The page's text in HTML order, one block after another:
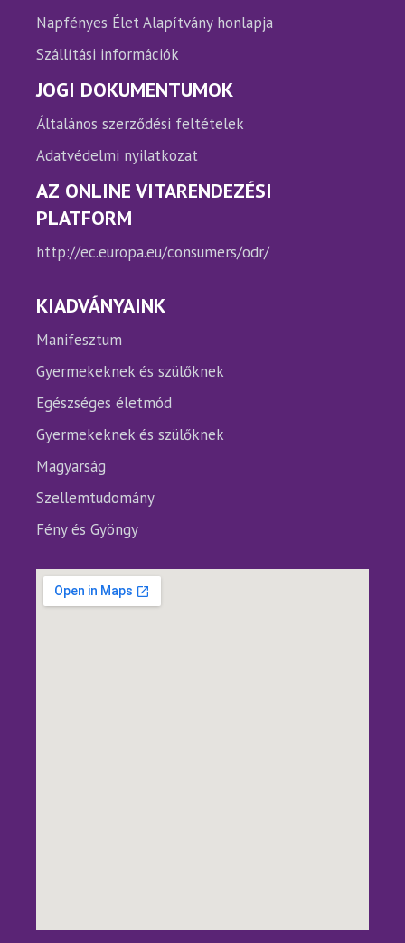
Napfényes Élet Alapítvány honlapja
Szállítási információk
JOGI DOKUMENTUMOK
Általános szerződési feltételek
Adatvédelmi nyilatkozat
AZ ONLINE VITARENDEZÉSI
PLATFORM
http://ec.europa.eu/consumers/odr/
KIADVÁNYAINK
Manifesztum
Gyermekeknek és szülőknek
Egészséges életmód
Gyermekeknek és szülőknek
Magyarság
Szellemtudomány
Fény és Gyöngy